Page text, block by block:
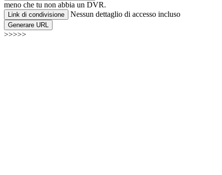
meno che tu non abbia un DVR.
Link di condivisione Nessun dettaglio di accesso incluso
Generare URL
>>>>>